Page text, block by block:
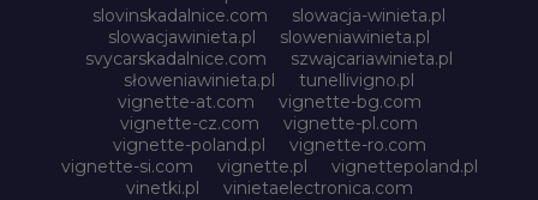
slovinskadalnice.com
slowacja-winieta.pl
slowacjawinieta.pl
sloweniawinieta.pl
svycarskadalnice.com
szwajcariawinieta.pl
słoweniawinieta.pl
tunellivigno.pl
vignette-at.com
vignette-bg.com
vignette-cz.com
vignette-pl.com
vignette-poland.pl
vignette-ro.com
vignette-si.com
vignette.pl
vignettepoland.pl
vinetki.pl
vinietaelectronica.com